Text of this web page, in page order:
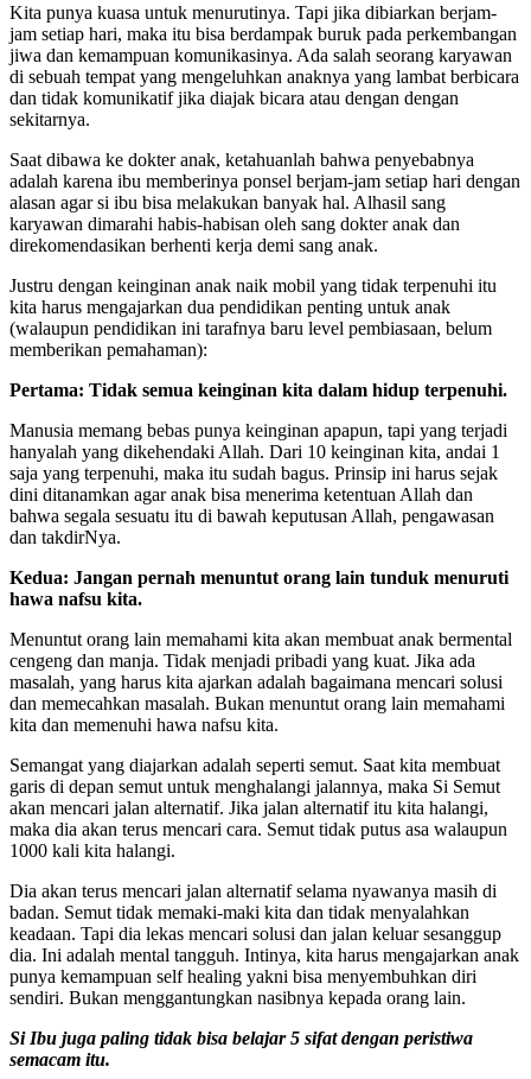
Kita punya kuasa untuk menurutinya. Tapi jika dibiarkan berjam-
jam setiap hari, maka itu bisa berdampak buruk pada perkembangan
jiwa dan kemampuan komunikasinya. Ada salah seorang karyawan
di sebuah tempat yang mengeluhkan anaknya yang lambat berbicara
dan tidak komunikatif jika diajak bicara atau dengan dengan
sekitarnya.
Saat dibawa ke dokter anak, ketahuanlah bahwa penyebabnya
adalah karena ibu memberinya ponsel berjam-jam setiap hari dengan
alasan agar si ibu bisa melakukan banyak hal. Alhasil sang
karyawan dimarahi habis-habisan oleh sang dokter anak dan
direkomendasikan berhenti kerja demi sang anak.
Justru dengan keinginan anak naik mobil yang tidak terpenuhi itu
kita harus mengajarkan dua pendidikan penting untuk anak
(walaupun pendidikan ini tarafnya baru level pembiasaan, belum
memberikan pemahaman):
Pertama: Tidak semua keinginan kita dalam hidup terpenuhi.
Manusia memang bebas punya keinginan apapun, tapi yang terjadi
hanyalah yang dikehendaki Allah. Dari 10 keinginan kita, andai 1
saja yang terpenuhi, maka itu sudah bagus. Prinsip ini harus sejak
dini ditanamkan agar anak bisa menerima ketentuan Allah dan
bahwa segala sesuatu itu di bawah keputusan Allah, pengawasan
dan takdirNya.
Kedua: Jangan pernah menuntut orang lain tunduk menuruti
hawa nafsu kita.
Menuntut orang lain memahami kita akan membuat anak bermental
cengeng dan manja. Tidak menjadi pribadi yang kuat. Jika ada
masalah, yang harus kita ajarkan adalah bagaimana mencari solusi
dan memecahkan masalah. Bukan menuntut orang lain memahami
kita dan memenuhi hawa nafsu kita.
Semangat yang diajarkan adalah seperti semut. Saat kita membuat
garis di depan semut untuk menghalangi jalannya, maka Si Semut
akan mencari jalan alternatif. Jika jalan alternatif itu kita halangi,
maka dia akan terus mencari cara. Semut tidak putus asa walaupun
1000 kali kita halangi.
Dia akan terus mencari jalan alternatif selama nyawanya masih di
badan. Semut tidak memaki-maki kita dan tidak menyalahkan
keadaan. Tapi dia lekas mencari solusi dan jalan keluar sesanggup
dia. Ini adalah mental tangguh. Intinya, kita harus mengajarkan anak
punya kemampuan self healing yakni bisa menyembuhkan diri
sendiri. Bukan menggantungkan nasibnya kepada orang lain.
Si Ibu juga paling tidak bisa belajar 5 sifat dengan peristiwa
semacam itu.